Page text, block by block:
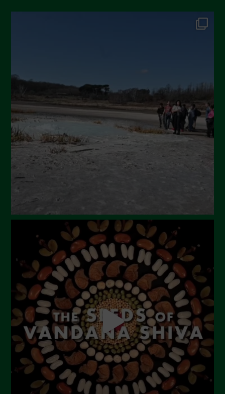
October 2024
April 2024
March 2024
February 2024
January 2024
December 2023
November 2023
July 2023
June 2023
May 2023
April 2023
March 2023
February 2023
December 2022
November 2022
October 2022